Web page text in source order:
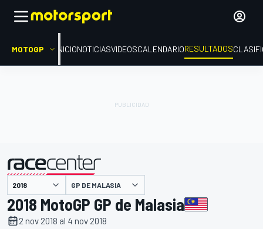
MOTOGP INICIONOTICIASVIDEOSCALENDARIORESULTADOS
presentado por GP DE MALASIA
2018 MotoGP GP de Malasia
2 nov 2018 al 4 nov 2018